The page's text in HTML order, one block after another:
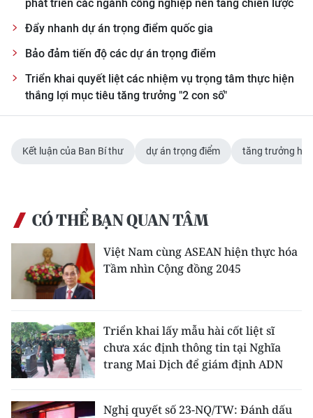
phát triển các ngành công nghiệp nền tảng chiến lược
Đẩy nhanh dự án trọng điểm quốc gia
Bảo đảm tiến độ các dự án trọng điểm
Triển khai quyết liệt các nhiệm vụ trọng tâm thực hiện
thắng lợi mục tiêu tăng trưởng "2 con số"
Kết luận của Ban Bí thư dự án trọng điểm tăng trưởng hai
CÓ THỂ BẠN QUAN TÂM
Việt Nam cùng ASEAN hiện thực hóa
Tầm nhìn Cộng đồng 2045
Triển khai lấy mẫu hài cốt liệt sĩ
chưa xác định thông tin tại Nghĩa
trang Mai Dịch để giám định ADN
Nghị quyết số 23-NQ/TW: Đánh dấu